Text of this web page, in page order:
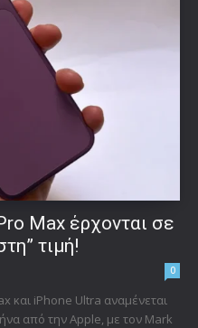
Max έρχονται σε
τιμή!
0
και iPhone Ultra αναμένεται
από την Apple, με τον Mark